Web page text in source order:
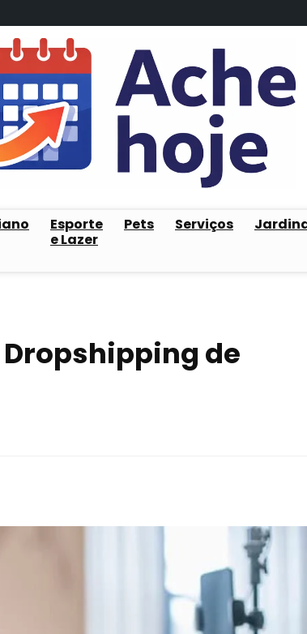
Esporte
e Lazer
Pets Serviços
Dropshipping de